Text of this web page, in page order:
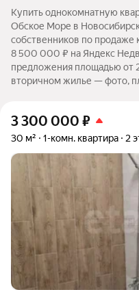
Купить однокомнатную
Обское Море в
собственников по
8 500 000 ₽ на Яндекс
предложения площадью от
вторичном жилье — фото,
3 300 000 ₽
30 м² 1-комн. квартира 2